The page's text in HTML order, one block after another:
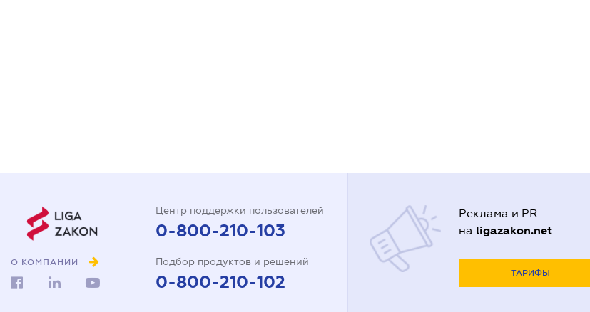
О КОМПАНИИ
Центр поддержки пользователей
0-800-210-103
Подбор продуктов и решений
0-800-210-102
Реклама и PR
на ligazakon.net
ТАРИФЫ